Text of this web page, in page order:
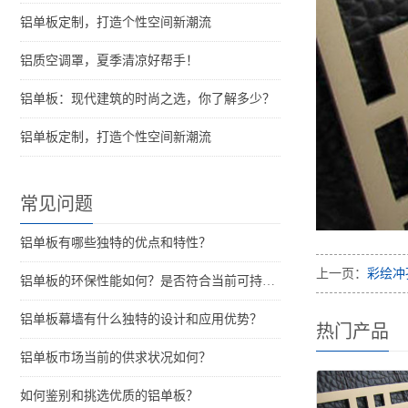
铝单板定制，打造个性空间新潮流
铝质空调罩，夏季清凉好帮手！
铝单板：现代建筑的时尚之选，你了解多少？
铝单板定制，打造个性空间新潮流
常见问题
铝单板有哪些独特的优点和特性？
铝单板的环保性能如何？是否符合当前可持续发展的要求？
铝单板幕墙有什么独特的设计和应用优势？
铝单板市场当前的供求状况如何？
如何鉴别和挑选优质的铝单板？
上一页： 彩绘
热门产品